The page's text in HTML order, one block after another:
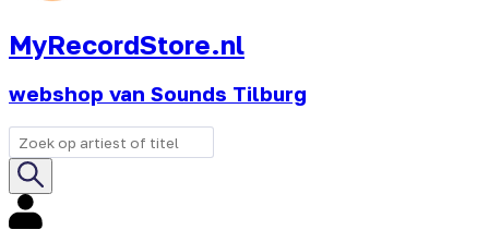
MyRecordStore.nl
webshop van Sounds Tilburg